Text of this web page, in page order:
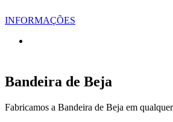
INFORMAÇÕES
Bandeira de Beja
Fabricamos a Bandeira de Beja em